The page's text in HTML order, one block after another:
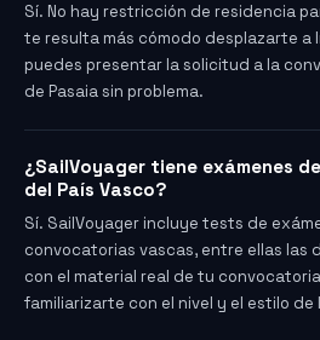
Sí. No hay restricción de residencia
te resulta más cómodo desplazarte a
puedes presentar la solicitud a la
de Pasaia sin problema.
¿SailVoyager tiene exámenes
del País Vasco?
Sí. SailVoyager incluye tests de
convocatorias vascas, entre ellas las
con el material real de tu
familiarizarte con el nivel y el estilo de